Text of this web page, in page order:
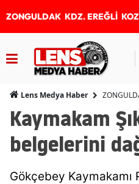
ZONGULDAK KDZ. EREĞLİ
Lens Medya Haber
Kaymakam
belgelerini
Gökçebey Kaymakamı